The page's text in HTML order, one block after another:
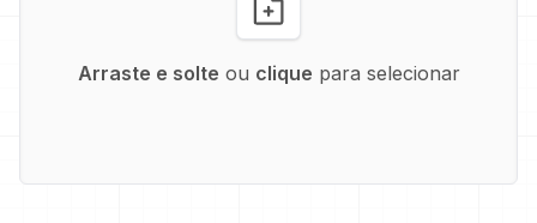
Arraste e solte ou clique para selecionar